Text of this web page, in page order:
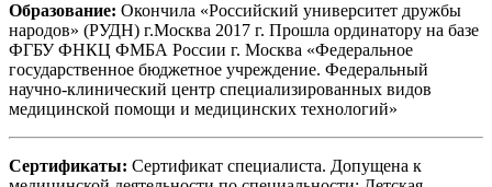
Образование: Окончила «Российский университет дружбы
народов» (РУДН) г.Москва 2017 г. Прошла ординатору на базе
ФГБУ ФНКЦ ФМБА России г. Москва «Федеральное
государственное бюджетное учреждение. Федеральный
научно-клинический центр специализированных видов
медицинской помощи и медицинских технологий»
Сертификаты: Сертификат специалиста. Допущена к